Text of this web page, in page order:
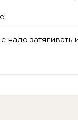
надо затягивать